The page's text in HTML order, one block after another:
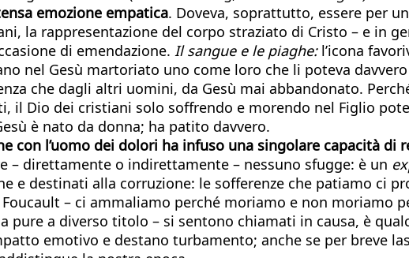
emozione empatica. Doveva, soprattutto, essere per
la rappresentazione del corpo straziato di Cristo – e in
di emendazione. Il sangue e le piaghe:l’icona
nel Gesù martoriato uno come loro che li poteva
che dagli altri uomini, da Gesù mai abbandonato.
il Dio dei cristiani solo soffrendo e morendo nel Figlio
è nato da donna; ha patito davvero.
con l’uomo dei dolori ha infuso una singolare capacità di
– direttamente o indirettamente – nessuno sfugge: è un
e destinati alla corruzione: le sofferenze che patiamo ci
– ci ammaliamo perché moriamo e non moriamo
pure a diverso titolo – si sentono chiamati in causa, è
emotivo e destano turbamento; anche se per breve